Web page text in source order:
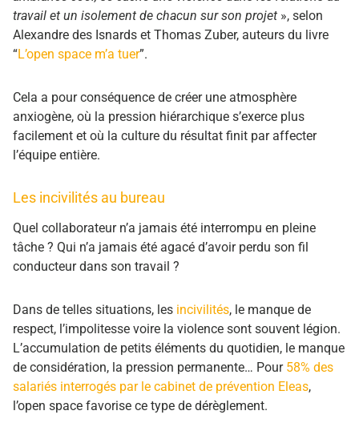
travail et un isolement de chacun sur son projet », selon
Alexandre des Isnards et Thomas Zuber, auteurs du livre
“L’open space m’a tuer”.
Cela a pour conséquence de créer une atmosphère
anxiogène, où la pression hiérarchique s’exerce plus
facilement et où la culture du résultat finit par affecter
l’équipe entière.
Les incivilités au bureau
Quel collaborateur n’a jamais été interrompu en pleine
tâche ? Qui n’a jamais été agacé d’avoir perdu son fil
conducteur dans son travail ?
Dans de telles situations, les incivilités, le manque de
respect, l’impolitesse voire la violence sont souvent légion.
L’accumulation de petits éléments du quotidien, le manque
de considération, la pression permanente… Pour 58% des
salariés interrogés par le cabinet de prévention Eleas,
l’open space favorise ce type de dérèglement.